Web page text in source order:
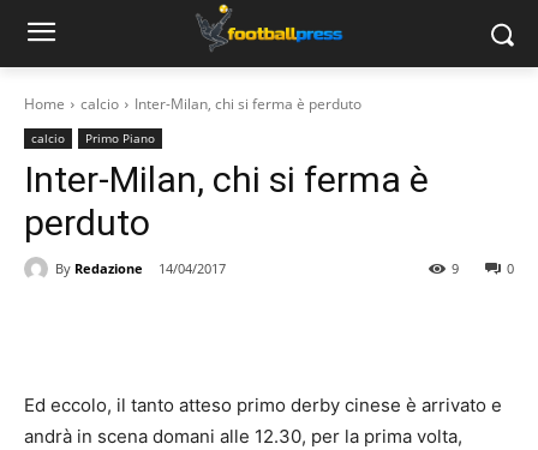
Home calcio Inter-Milan, chi si ferma è perduto
calcio Primo Piano
Inter-Milan, chi si ferma è
perduto
By Redazione 14/04/2017 0
9
Ed eccolo, il tanto atteso primo derby cinese è arrivato e
andrà in scena domani alle 12.30, per la prima volta,